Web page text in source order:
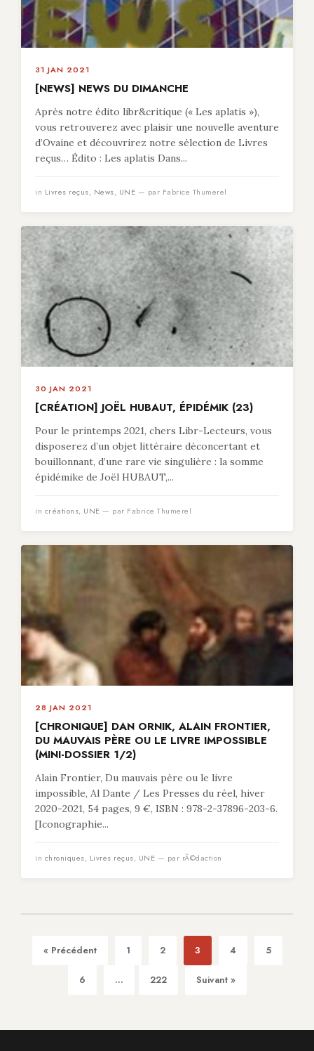
31 JAN 2021
[NEWS] NEWS DU DIMANCHE
Après notre édito libr&critique (« Les aplatis »),
vous retrouverez avec plaisir une nouvelle aventure
d’Ovaine et découvrirez notre sélection de Livres
reçus… Édito : Les aplatis Dans...
in Livres reçus, News, UNE — par Fabrice Thumerel
30 JAN 2021
[CRÉATION] JOËL HUBAUT, ÉPIDÉMIK (23)
Pour le printemps 2021, chers Libr-Lecteurs, vous
disposerez d’un objet littéraire déconcertant et
bouillonnant, d’une rare vie singulière : la somme
épidémike de Joël HUBAUT,...
in créations, UNE — par Fabrice Thumerel
28 JAN 2021
[CHRONIQUE] DAN ORNIK, ALAIN FRONTIER,
DU MAUVAIS PÈRE OU LE LIVRE IMPOSSIBLE
(MINI-DOSSIER 1/2)
Alain Frontier, Du mauvais père ou le livre
impossible, Al Dante / Les Presses du réel, hiver
2020-2021, 54 pages, 9 €, ISBN : 978-2-37896-203-6.
[Iconographie...
in chroniques, Livres reçus, UNE — par rÃ©daction
« Précédent 1 2 3 4 5
6 ... 222 Suivant »